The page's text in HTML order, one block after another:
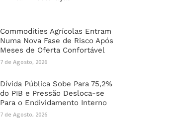
Commodities Agrícolas Entram
Numa Nova Fase de Risco Após
Meses de Oferta Confortável
7 de Agosto, 2026
Dívida Pública Sobe Para 75,2%
do PIB e Pressão Desloca-se
Para o Endividamento Interno
7 de Agosto, 2026